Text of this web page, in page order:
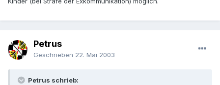
Petrus
Geschrieben 22. Mai 2003
Petrus schrieb: